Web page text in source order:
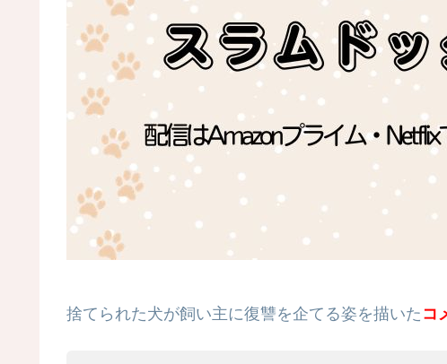
捨てられた犬が飼い主に復讐を企てる姿を描いた コ